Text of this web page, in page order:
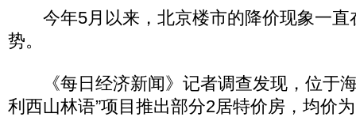
今年5月以来，北京楼市的降价现象一直
势。
《每日经济新闻》记者调查发现，位于海
利西山林语”项目推出部分2居特价房，均价